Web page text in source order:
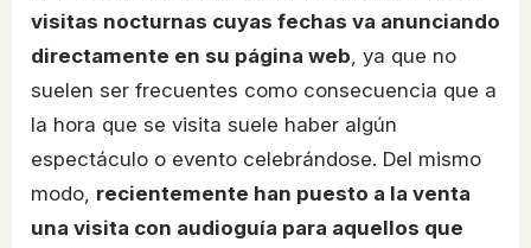
visitas nocturnas cuyas fechas va anunciando
directamente en su página web , ya que no
suelen ser frecuentes como consecuencia que a
la hora que se visita suele haber algún
espectáculo o evento celebrándose. Del mismo
modo, recientemente han puesto a la venta
una visita con audioguía para aquellos que